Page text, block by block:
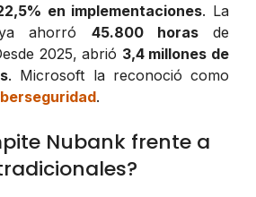
en implementaciones. La
ya ahorró 45.800 horasde
2025, abrió 3,4 millones de
. Microsoft la reconoció como
.
Nubank frente a